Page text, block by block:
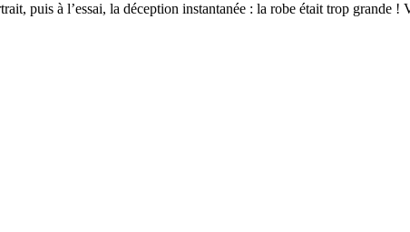
puis à l’essai, la déception instantanée : la robe était trop grande